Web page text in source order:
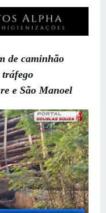
de caminhão
tráfego
e São Manoel